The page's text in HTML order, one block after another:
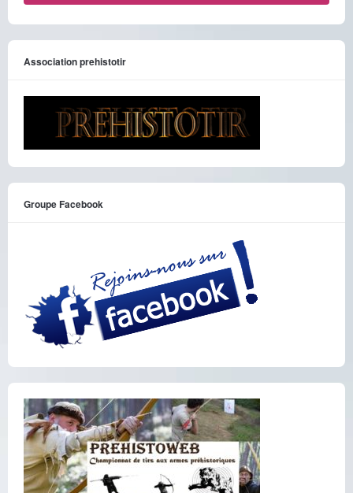
Association prehistotir
Groupe Facebook